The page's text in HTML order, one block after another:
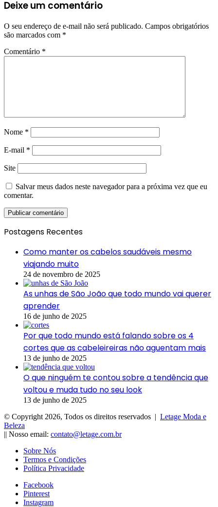
Deixe um comentário
O seu endereço de e-mail não será publicado. Campos obrigatórios
são marcados com *
Comentário *
Nome *
E-mail *
Site
Salvar meus dados neste navegador para a próxima vez que eu
comentar.
Postagens Recentes
Como manter os cabelos saudáveis mesmo
viajando muito
24 de novembro de 2025
As unhas de São João que todo mundo vai querer
aprender
16 de junho de 2025
Por que todo mundo está falando sobre os 4
cortes que as cabeleireiras não aguentam mais
13 de junho de 2025
O que ninguém te contou sobre a tendência que
voltou e muda tudo no seu look
13 de junho de 2025
© Copyright 2026, Todos os direitos reservados | Letage Moda e
Beleza
|| Nosso email: contato@letage.com.br
Sobre Nós
Termos e Condições
Política Privacidade
Facebook
Pinterest
Instagram